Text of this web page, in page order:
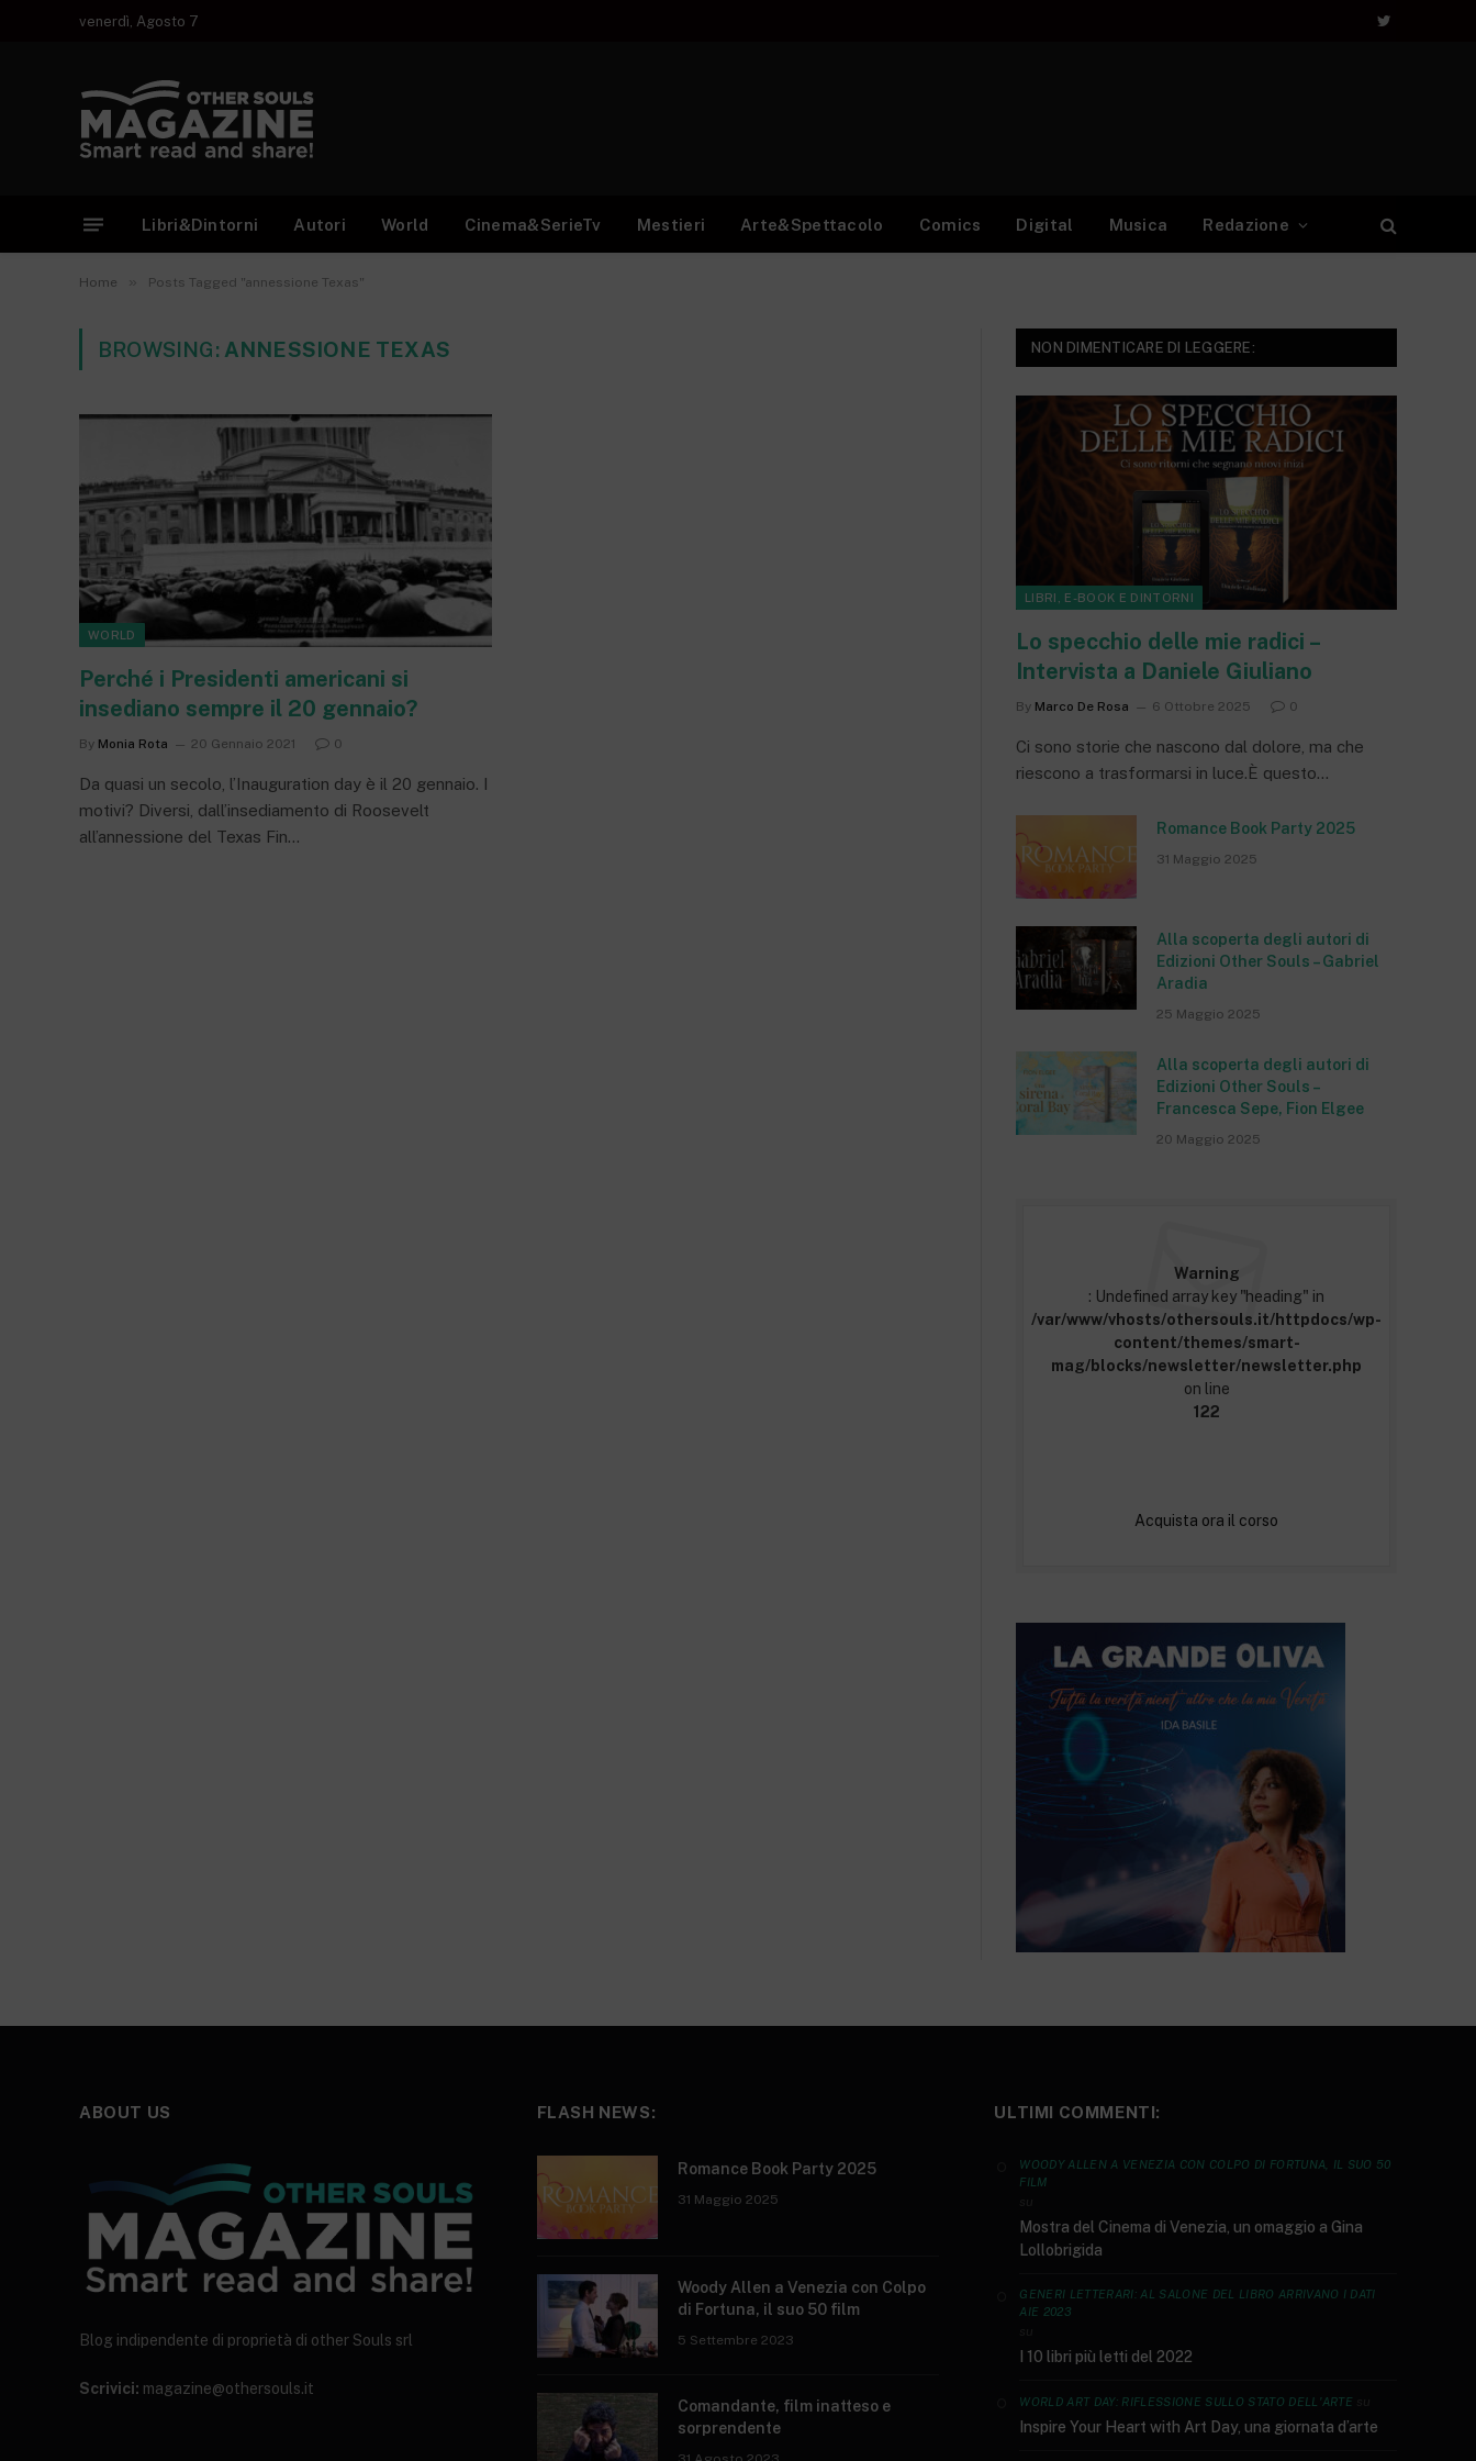
venerdì, Agosto 7
Twitter
Libri&Dintorni Autori World Cinema&SerieTv Mestieri Arte&Spettacolo Comics Digital Musica Redazione
Home » Posts Tagged "annessione Texas"
BROWSING: ANNESSIONE TEXAS
WORLD
Perché i Presidenti americani si
insediano sempre il 20 gennaio?
By Monia Rota 20 Gennaio 2021 0
Da quasi un secolo, l’Inauguration day è il 20 gennaio. I
motivi? Diversi, dall’insediamento di Roosevelt
all’annessione del Texas Fin…
NON DIMENTICARE DI LEGGERE:
LIBRI, E-BOOK E DINTORNI
Lo specchio delle mie radici –
Intervista a Daniele Giuliano
By Marco De Rosa 6 Ottobre 2025 0
Ci sono storie che nascono dal dolore, ma che
riescono a trasformarsi in luce.È questo…
Romance Book Party 2025
31 Maggio 2025
Alla scoperta degli autori di
Edizioni Other Souls – Gabriel
Aradia
25 Maggio 2025
Alla scoperta degli autori di
Edizioni Other Souls –
Francesca Sepe, Fion Elgee
20 Maggio 2025
Warning
: Undefined array key "heading" in
/var/www/vhosts/othersouls.it/httpdocs/wp-
content/themes/smart-
mag/blocks/newsletter/newsletter.php
on line
122
Acquista ora il corso
ABOUT US
Blog indipendente di proprietà di other Souls srl
Scrivici: magazine@othersouls.it
FLASH NEWS:
Romance Book Party 2025
31 Maggio 2025
Woody Allen a Venezia con Colpo
di Fortuna, il suo 50 film
5 Settembre 2023
Comandante, film inatteso e
sorprendente
ULTIMI COMMENTI:
WOODY ALLEN A VENEZIA CON COLPO DI FORTUNA, IL SUO 50
FILM
Mostra del Cinema di Venezia, un omaggio a Gina
Lollobrigida
GENERI LETTERARI: AL SALONE DEL LIBRO ARRIVANO I DATI
AIE 2023
I 10 libri più letti del 2022
WORLD ART DAY: RIFLESSIONE SULLO STATO DELL'ARTE
Inspire Your Heart with Art Day, una giornata d’arte